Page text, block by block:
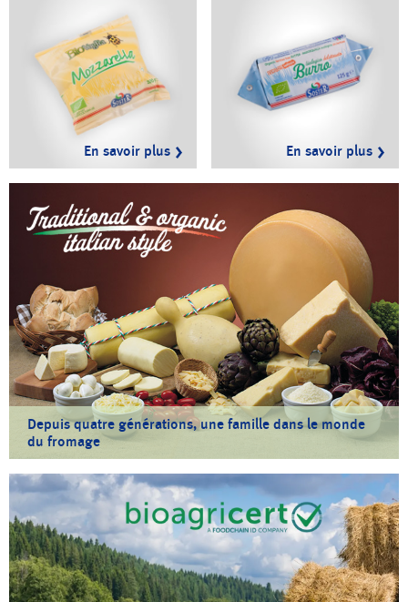
En savoir plus En savoir plus
Depuis quatre générations, une famille dans le monde
du fromage